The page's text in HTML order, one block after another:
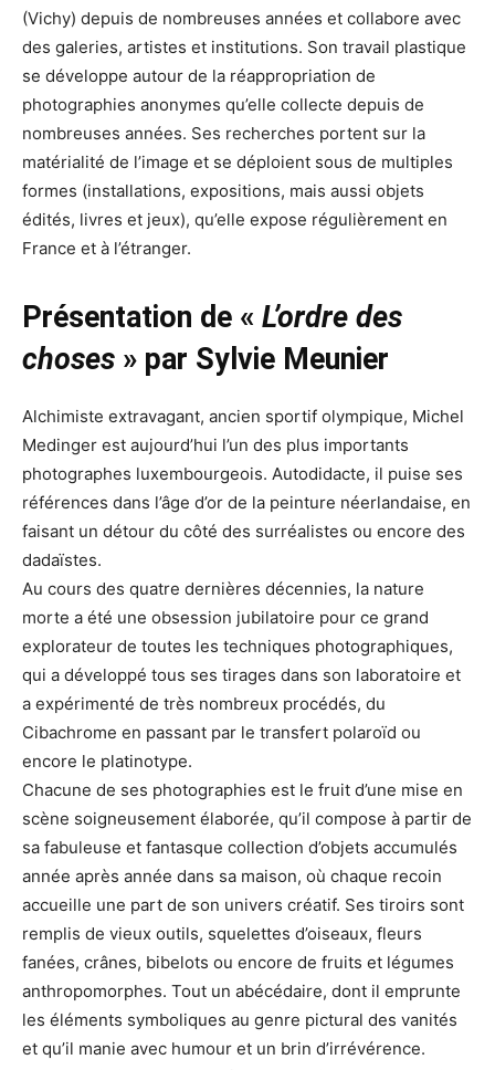
(Vichy) depuis de nombreuses années et collabore avec
des galeries, artistes et institutions. Son travail plastique
se développe autour de la réappropriation de
photographies anonymes qu’elle collecte depuis de
nombreuses années. Ses recherches portent sur la
matérialité de l’image et se déploient sous de multiples
formes (installations, expositions, mais aussi objets
édités, livres et jeux), qu’elle expose régulièrement en
France et à l’étranger.
Présentation de « L’ordre des
choses » par Sylvie Meunier
Alchimiste extravagant, ancien sportif olympique, Michel
Medinger est aujourd’hui l’un des plus importants
photographes luxembourgeois. Autodidacte, il puise ses
références dans l’âge d’or de la peinture néerlandaise, en
faisant un détour du côté des surréalistes ou encore des
dadaïstes.
Au cours des quatre dernières décennies, la nature
morte a été une obsession jubilatoire pour ce grand
explorateur de toutes les techniques photographiques,
qui a développé tous ses tirages dans son laboratoire et
a expérimenté de très nombreux procédés, du
Cibachrome en passant par le transfert polaroïd ou
encore le platinotype.
Chacune de ses photographies est le fruit d’une mise en
scène soigneusement élaborée, qu’il compose à partir de
sa fabuleuse et fantasque collection d’objets accumulés
année après année dans sa maison, où chaque recoin
accueille une part de son univers créatif. Ses tiroirs sont
remplis de vieux outils, squelettes d’oiseaux, fleurs
fanées, crânes, bibelots ou encore de fruits et légumes
anthropomorphes. Tout un abécédaire, dont il emprunte
les éléments symboliques au genre pictural des vanités
et qu’il manie avec humour et un brin d’irrévérence.